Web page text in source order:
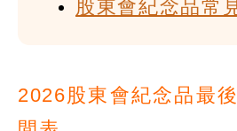
股東會紀念品常
2026股東會紀念品最